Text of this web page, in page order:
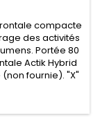
compacte
des activités
Portée 80
Actik Hybrid
fournie). "X"
niveaux...